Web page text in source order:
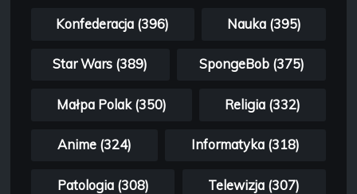
Konfederacja (396) Nauka (395)
Star Wars (389) SpongeBob (375)
Małpa Polak (350) Religia (332)
Anime (324) Informatyka (318)
Patologia (308) Telewizja (307)